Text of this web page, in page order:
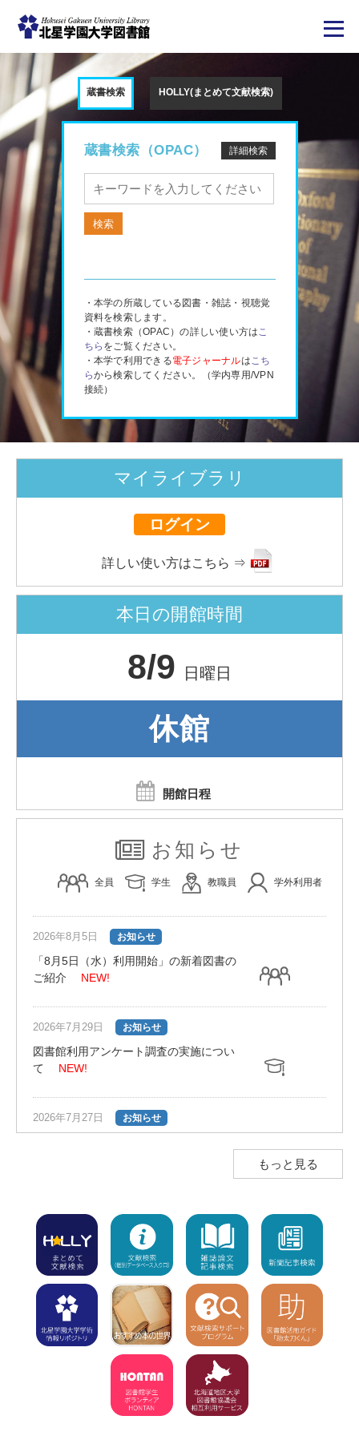
ン
ン
ツ
に
移
動
蔵書検索
蔵書検索（OPAC） 詳細検索
・本学の所蔵している図書・雑誌・視聴覚
資料を検索します。
・蔵書検索（OPAC）の詳しい使い方はこ
ちら をご覧ください。
・本学で利用できる電子ジャーナルはこち
らから検索してください。（学内専用/VPN
接続）
HOLLY(まとめて文献検索)
マイライブラリ
ログイン
詳しい使い方はこちら ⇒
本日の開館時間
8/9 日曜日
休館
開館日程
お知らせ
全員 学生 教職員 学外利用者
2026年8月5日 お知らせ
「8月5日（水）利用開始」の新着図書の
ご紹介
NEW!
2026年7月29日 お知らせ
図書館利用アンケート調査の実施につい
て
NEW!
2026年7月27日 お知らせ
図書館ボランティア団体「HONTAN」の
インスタグラムのお知らせ
NEW!
2026年7月23日 注意
学外利用者（高校生含む）の入館不可
【7/8～8/1】8/2（休館）、8/3から利用
お知らせ
もっと見る